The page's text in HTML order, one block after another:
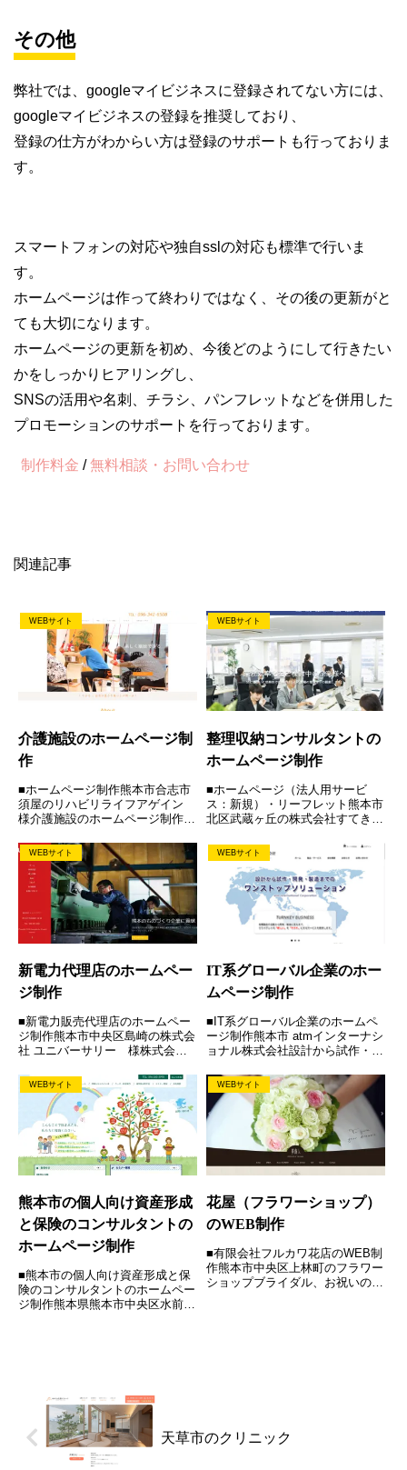
その他
弊社では、googleマイビジネスに登録されてない方には、
googleマイビジネスの登録を推奨しており、
登録の仕方がわからい方は登録のサポートも行っておりま
す。
スマートフォンの対応や独自sslの対応も標準で行いま
す。
ホームページは作って終わりではなく、その後の更新がと
ても大切になります。
ホームページの更新を初め、今後どのようにして行きたい
かをしっかりヒアリングし、
SNSの活用や名刺、チラシ、パンフレットなどを併用した
プロモーションのサポートを行っております。
制作料金 /無料相談・お問い合わせ
関連記事
WEBサイト
介護施設のホームページ制
作
■ホームページ制作熊本市合志市
須屋のリハビリライフアゲイン
様介護施設のホームページ制作を
ライフアゲインは短時間型のリハ
ビリ特化型デイサービスです。レ
ッドコードエクササイズや各種運
動機器も充実しています。理学
WEBサイト
整理収納コンサルタントの
ホームページ制作
■ホームページ（法人用サービ
ス：新規）・リーフレット熊本市
北区武蔵ヶ丘の株式会社すてき・
ポンシブ》《デザイン》《コーデ
ィング》《パララックス》 Web
サイト
WEBサイト
新電力代理店のホームペー
ジ制作
■新電力販売代理店のホームペー
ジ制作熊本市中央区島崎の株式会
社 ユニバーサリー 様株式会社
制作させていただきました。丸紅
新電力の代理店として、新電力の
導入支援や自家消費型太陽光発電
導入支援をされています。《構...
WEBサイト
IT系グローバル企業のホー
ムページ制作
■IT系グローバル企業のホームペ
ージ制作熊本市 atmインターナシ
ョナル株式会社設計から試作・開
ューションを提供しているatmイ
ンターナショナル株式会社さまの
ホームページです。 大手の企業
や大学と連携しながら、...
WEBサイト
熊本市の個人向け資産形成
と保険のコンサルタントの
ホームページ制作
■熊本市の個人向け資産形成と保
険のコンサルタントのホームペー
ジ制作熊本県熊本市中央区水前寺
WEBサイト
花屋（フラワーショップ）
のWEB制作
■有限会社フルカワ花店のWEB制
作熊本市中央区上林町のフラワー
ショップブライダル、お祝いの胡
天草市のクリニック